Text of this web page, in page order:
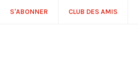
S'ABONNER CLUB DES AMIS